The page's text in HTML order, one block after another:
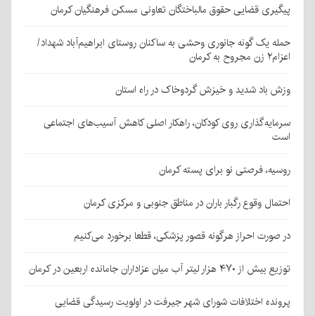
پیگیری قضایی حقوق مالباختگان تعاونی مسکن فرهنگیان کرمان
حمله یک گونه جانوری وحشی به ساکنان روستای ابراهیم‌آباد شهداد/
اعزام۲ زن مجروح به کرمان
وزش باد شدید و خیزش گردوخاک در راه استان
سرمایه‌گذاری روی کودکان، راهکار اصلی کاهش آسیب‌های اجتماعی
است
روسیه، فرصتی نو برای پسته کرمان
احتمال وقوع رگبار باران در مناطق جنوبی و مرکزی کرمان
در صورت احراز هرگونه قصور پزشکی، قطعا برخورد می‌کنیم
توزیع بیش از ۴۷۰ هزار لیتر آب میان عزاداران جامانده اربعین در کرمان
پرونده اختلافات شورای شهر جیرفت در اولویت رسیدگی قضایی